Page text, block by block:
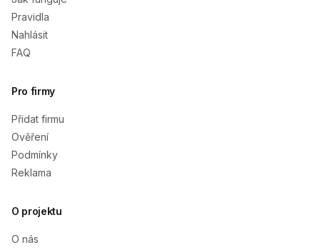
Pravidla
Nahlásit
FAQ
Pro firmy
Přidat firmu
Ověření
Podmínky
Reklama
O projektu
O nás